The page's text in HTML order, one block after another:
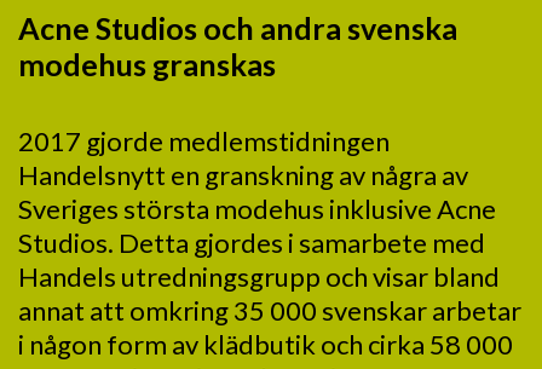
Acne Studios och andra svenska
modehus granskas
2017 gjorde medlemstidningen
Handelsnytt en granskning av några av
Sveriges största modehus inklusive Acne
Studios. Detta gjordes i samarbete med
Handels utredningsgrupp och visar bland
annat att omkring 35 000 svenskar arbetar
i någon form av klädbutik och cirka 58 000